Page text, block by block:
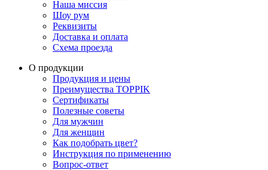
Наша миссия
Шоу рум
Реквизиты
Доставка и оплата
Схема проезда
О продукции
Продукция и цены
Преимущества TOPPIK
Сертификаты
Полезные советы
Для мужчин
Для женщин
Как подобрать цвет?
Инструкция по применению
Вопрос-ответ